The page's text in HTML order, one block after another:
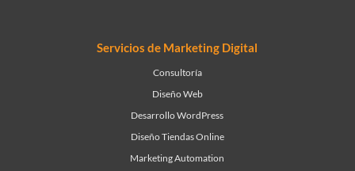
Servicios de Marketing Digital
Consultoría
Diseño Web
Desarrollo WordPress
Diseño Tiendas Online
Marketing Automation